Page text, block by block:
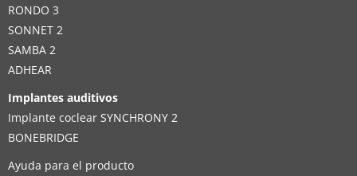
RONDO 3
SONNET 2
SAMBA 2
ADHEAR
Implantes auditivos
Implante coclear SYNCHRONY 2
BONEBRIDGE
Ayuda para el producto